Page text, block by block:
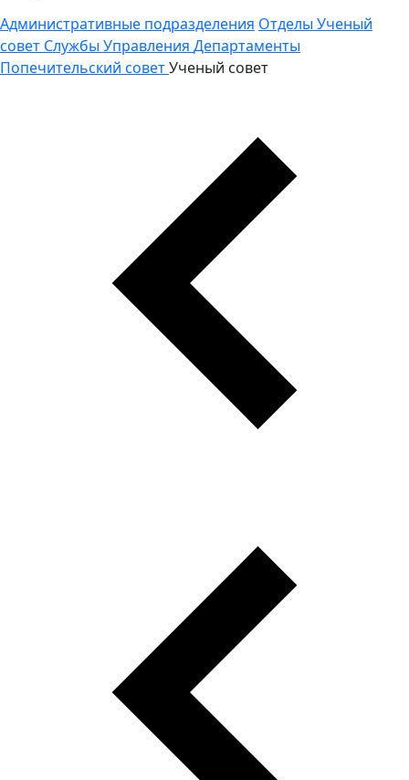
Административные подразделения Отделы Ученый
совет Службы Управления Департаменты
Попечительский советУченый совет